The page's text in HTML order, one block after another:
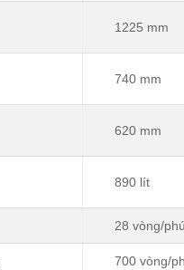
1225 mm
740 mm
620 mm
890 lít
28 vòng/
700 vòng/